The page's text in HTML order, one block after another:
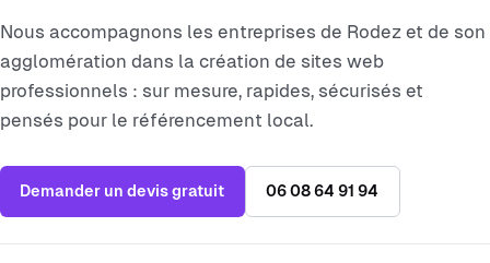
Devis gratuit
06 08 64 91 94
Nous accompagnons les entreprises de Rodez et de son
agglomération dans la création de sites web
professionnels : sur mesure, rapides, sécurisés et
pensés pour le référencement local.
Demander un devis gratuit 06 08 64 91 94